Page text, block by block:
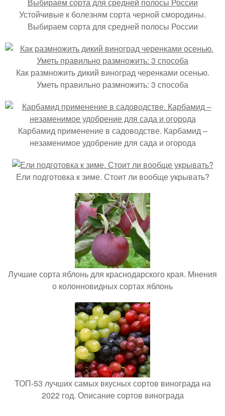
Устойчивые к болезням сорта черной смородины.
Выбираем сорта для средней полосы России
Как размножить дикий виноград черенками осенью.
Уметь правильно размножить: 3 способа
Карбамид применение в садоводстве. Карбамид –
незаменимое удобрение для сада и огорода
Ели подготовка к зиме. Стоит ли вообще укрывать?
Лучшие сорта яблонь для краснодарского края. Мнения
о колонновидных сортах яблонь
ТОП-53 лучших самых вкусных сортов винограда на
2022 год. Описание сортов винограда